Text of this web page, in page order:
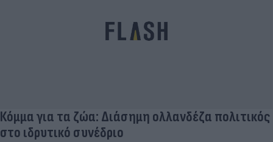
Κόμμα για τα ζώα: Διάσημη ολλανδέζα πολιτικός
στο ιδρυτικό συνέδριο